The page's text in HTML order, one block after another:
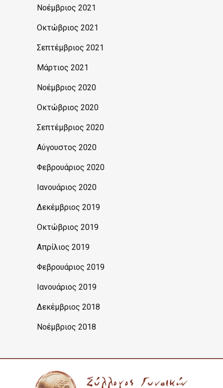
Νοέμβριος 2021
Οκτώβριος 2021
Σεπτέμβριος 2021
Μάρτιος 2021
Νοέμβριος 2020
Οκτώβριος 2020
Σεπτέμβριος 2020
Αύγουστος 2020
Φεβρουάριος 2020
Ιανουάριος 2020
Δεκέμβριος 2019
Οκτώβριος 2019
Απρίλιος 2019
Φεβρουάριος 2019
Ιανουάριος 2019
Δεκέμβριος 2018
Νοέμβριος 2018